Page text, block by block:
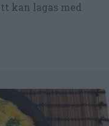
kan lagas med